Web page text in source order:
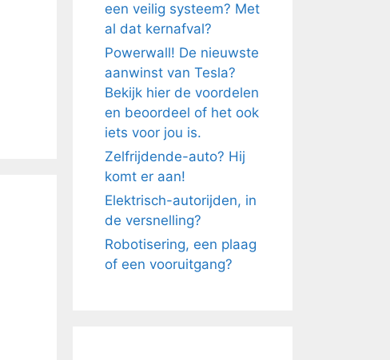
een veilig systeem? Met
al dat kernafval?
Powerwall! De nieuwste
aanwinst van Tesla?
Bekijk hier de voordelen
en beoordeel of het ook
iets voor jou is.
Zelfrijdende-auto? Hij
komt er aan!
Elektrisch-autorijden, in
de versnelling?
Robotisering, een plaag
of een vooruitgang?